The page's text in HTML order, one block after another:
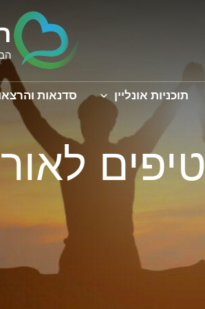
תוכניות אונליין סדנאות
טיפים